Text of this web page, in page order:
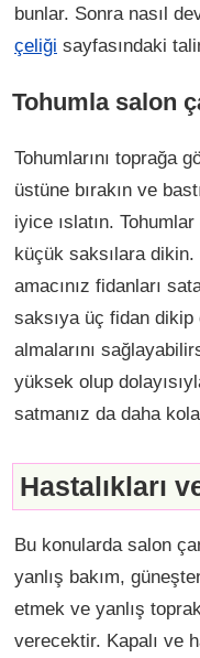
bunlar. Sonra nasıl
çeliği sayfasındaki
Tohumla salon
Tohumlarını toprağa
üstüne bırakın ve
iyice ıslatın.
küçük saksılara
amacınız fidanları
saksıya üç fidan
almalarını
yüksek olup
satmanız da daha
Hastalıkları
Bu konularda salon
yanlış bakım,
etmek ve yanlış
verecektir. Kapalı ve